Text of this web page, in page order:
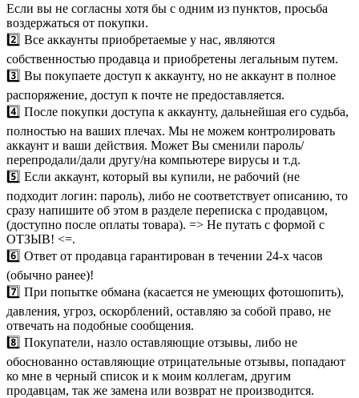
Если вы не согласны хотя бы с одним из пунктов, просьба
воздержаться от покупки.
2️⃣ Все аккаунты приобретаемые у нас, являются
собственностью продавца и приобретены легальным путем.
3️⃣ Вы покупаете доступ к аккаунту, но не аккаунт в полное
распоряжение, доступ к почте не предоставляется.
4️⃣ После покупки доступа к аккаунту, дальнейшая его судьба,
полностью на ваших плечах. Мы не можем контролировать
аккаунт и ваши действия. Может Вы сменили пароль/
перепродали/дали другу/на компьютере вирусы и т.д.
5️⃣ Если аккаунт, который вы купили, не рабочий (не
подходит логин: пароль), либо не соответствует описанию, то
сразу напишите об этом в разделе переписка с продавцом,
(доступно после оплаты товара). => Не путать с формой с
ОТЗЫВ! <=.
6️⃣ Ответ от продавца гарантирован в течении 24-х часов
(обычно ранее)!
7️⃣ При попытке обмана (касается не умеющих фотошопить),
давления, угроз, оскорблений, оставляю за собой право, не
отвечать на подобные сообщения.
8️⃣ Покупатели, назло оставляющие отзывы, либо не
обоснованно оставляющие отрицательные отзывы, попадают
ко мне в черный список и к моим коллегам, другим
продавцам, так же замена или возврат не производится.